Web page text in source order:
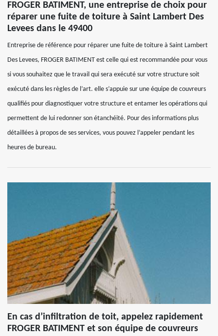
FROGER BATIMENT, une entreprise de choix pour
réparer une fuite de toiture à Saint Lambert Des
Levees dans le 49400
Entreprise de référence pour réparer une fuite de toiture à Saint Lambert
Des Levees, FROGER BATIMENT est celle qui est recommandée pour vous
si vous souhaitez que le travail qui sera exécuté sur votre structure soit
exécuté dans les règles de l’art. elle s’appuie sur une équipe de couvreurs
qualifiés pour diagnostiquer votre structure et entamer les opérations qui
permettent de lui redonner son étanchéité. Pour des informations plus
détaillées à propos de ses services, vous pouvez l’appeler pendant les
heures de bureau.
En cas d’infiltration de toit, appelez rapidement
FROGER BATIMENT et son équipe de couvreurs